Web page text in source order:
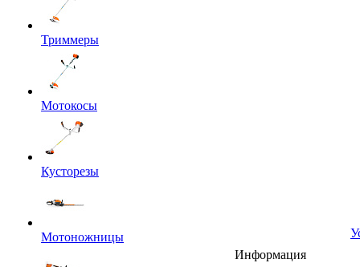
Триммеры
Мотокосы
Кусторезы
Мотоножницы
Информация